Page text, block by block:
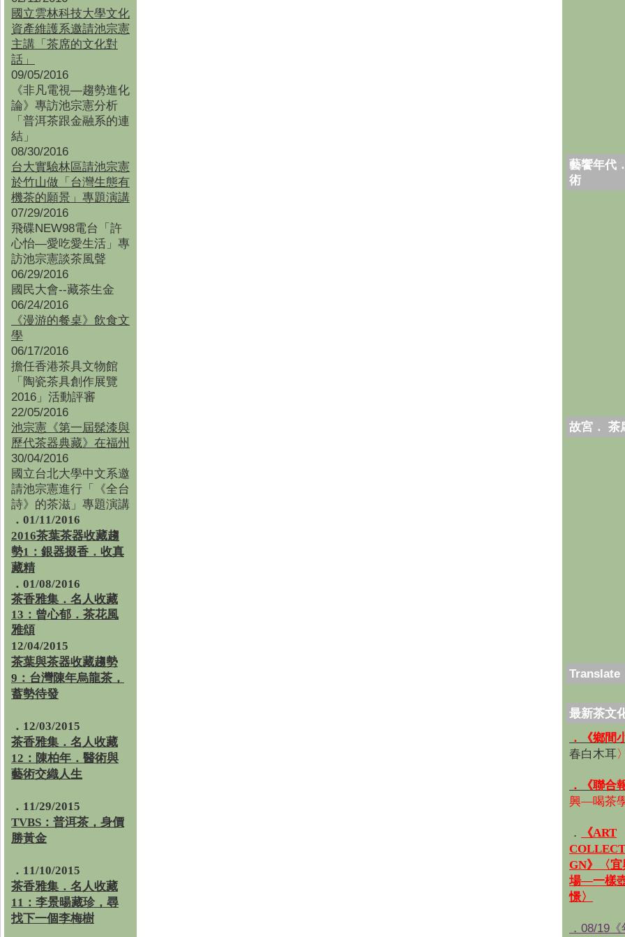
國立雲林科技大學文化
資產維護系邀請池宗憲
主講「茶席的文化對
話」
09/05/2016
《非凡電視—趨勢進化
論》專訪池宗憲分析
「普洱茶跟金融系的連
結」
08/30/2016
台大實驗林區請池宗憲
於竹山做「台灣生態有
機茶的願景」專題演講
07/29/2016
飛碟NEW98電台「許
心怡—愛吃愛生活」專
訪池宗憲談茶風聲
06/29/2016
國民大會--藏茶生金
06/24/2016
《漫游的餐桌》飲食文
學
06/17/2016
擔任香港茶具文物館
「陶瓷茶具創作展覽
2016」活動評審
22/05/2016
池宗憲《第一屆髹漆與
歷代茶器典藏》在福州
30/04/2016
國立台北大學中文系邀
請池宗憲進行「《全台
詩》的茶滋」專題演講
．01/11/2016
2016茶葉茶器收藏趨
勢1：銀器掇香．收真
藏精
．01/08/2016
茶香雅集 ． 名人收藏
13：曾心郁．茶花風
雅頌
12/04/2015
茶葉與茶器收藏趨勢
9：台灣陳年烏龍茶，
蓄勢待發
．12/03/2015
茶香雅集．名人收藏
12：陳柏年．醫術與
藝術交織人生
．11/29/2015
TVBS：普洱茶，身價
勝黃金
．11/10/2015
茶香雅集．名人收藏
11：李景暘藏珍，尋
找下一個李梅樹
藝饗年代
術
故宮． 茶
Translate
最新茶文
．《鄉間
春白木耳〉
．《聯合
興—喝茶
．
《ART
GN》〈
場—一樣
憬〉
．08/19